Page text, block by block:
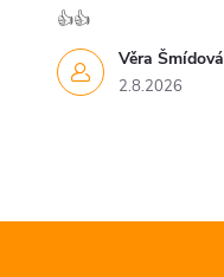
Věra Šmídová
2.8.2026
👍👍